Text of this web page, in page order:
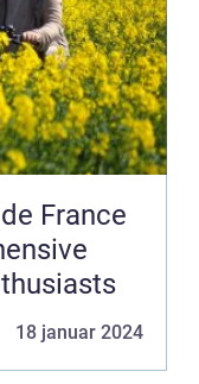
France
18 januar 2024